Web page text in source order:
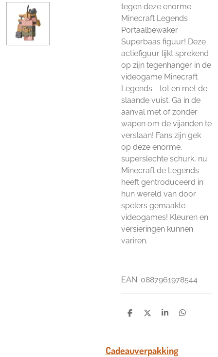
tegen deze enorme
Minecraft Legends
Portaalbewaker
Superbaas figuur! Deze
actiefiguur lijkt sprekend
op zijn tegenhanger in de
videogame Minecraft
Legends - tot en met de
slaande vuist. Ga in de
aanval met of zonder
wapen om de vijanden te
verslaan! Fans zijn gek
op deze enorme,
superslechte schurk, nu
Minecraft de Legends
heeft gentroduceerd in
hun wereld van door
spelers gemaakte
videogames! Kleuren en
versieringen kunnen
variren.
EAN: 0887961978544
D
D
S
e
D
Cadeauverpakking